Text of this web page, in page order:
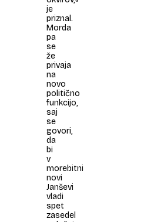
je
priznal.
Morda
pa
se
že
privaja
na
novo
politično
funkcijo,
saj
se
govori,
da
bi
v
morebitni
novi
Janševi
vladi
spet
zasedel